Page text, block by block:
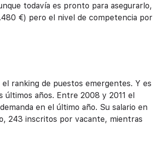
todavía es pronto para asegurarlo,
€) pero el nivel de competencia por
ranking de puestos emergentes. Y es
últimos años. Entre 2008 y 2011 el
en el último año. Su salario en
243 inscritos por vacante, mientras